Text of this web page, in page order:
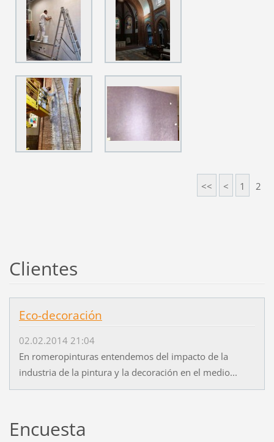
<< < 1 2
Clientes
Eco-decoración
02.02.2014 21:04
En romeropinturas entendemos del impacto de la
industria de la pintura y la decoración en el medio...
Encuesta